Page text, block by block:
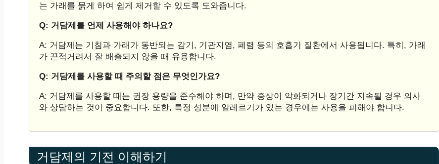
는 가래를 묽게 하여 쉽게 제거할 수 있도록 도와줍니다.
Q: 거담제를 언제 사용해야 하나요?
A: 거담제는 기침과 가래가 동반되는 감기, 기관지염, 폐렴 등의 호흡기 질환에서 사용됩니다. 특히, 가래
가 끈적거려서 잘 배출되지 않을 때 유용합니다.
Q: 거담제를 사용할 때 주의할 점은 무엇인가요?
A: 거담제를 사용할 때는 권장 용량을 준수해야 하며, 만약 증상이 악화되거나 장기간 지속될 경우 의사
와 상담하는 것이 중요합니다. 또한, 특정 성분에 알레르기가 있는 경우에는 사용을 피해야 합니다.
거담제의 기전 이해하기